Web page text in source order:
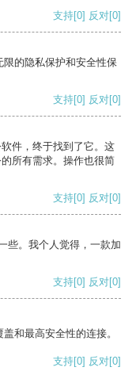
支持[0] 反对[0]
的隐私保护和安全性保
支持[0] 反对[0]
件，终于找到了它。这
所有需求。操作也很简
支持[0] 反对[0]
些。我个人觉得，一款加
支持[0] 反对[0]
和最高安全性的连接。
支持[0] 反对[0]